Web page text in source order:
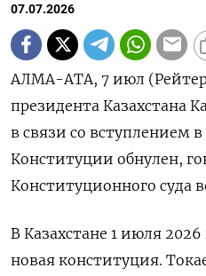
07.07.2026
АЛМА-АТА, 7 июл
президента Казахстана
в связи со ‌вступлением
Конституции обнулен,
Конституционного суда
В Казахстане ​1 ​июля
новая конституция.